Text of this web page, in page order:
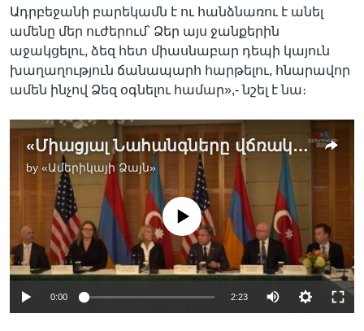
Ադրբեջանի բարեկամն է ու հանձնառու է անել
ամենը մեր ուժերում՝ Ձեր այս ջանքերին
աջակցելու, ձեզ հետ միասնաբար դեպի կայուն
խաղաղություն ճանապարհ հարթելու, հնարավոր
ամեն ինչով Ձեզ օգնելու համար»,- նշել է նա։
«Միացյալ Նահանգները վճռականորեն աջակցում է Հայաստանի և Ադրբեջանի ինքնիշխանությանը և տարածքային անկախությանը». Պետքարտուղար Բլինքեն
by «Ամերիկայի Ձայն»
No media source currently available
0:00 2:23